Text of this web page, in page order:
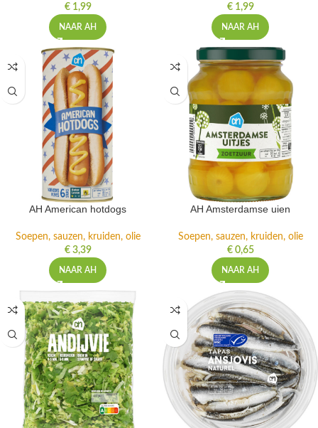
€1,99
NAAR AH
€1,99
NAAR AH
AH American hotdogs
Soepen, sauzen, kruiden, olie
€3,39
NAAR AH
AH Amsterdamse uien
Soepen, sauzen, kruiden, olie
€0,65
NAAR AH